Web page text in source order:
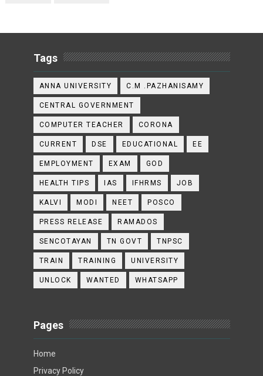
Tags
ANNA UNIVERSITY C.M .PAZHANISAMY
CENTRAL GOVERNMENT
COMPUTER TEACHER CORONA
CURRENT DSE EDUCATIONAL EE
EMPLOYMENT EXAM GOD
HEALTH TIPS IAS IFHRMS JOB
KALVI MODI NEET POSCO
PRESS RELEASE RAMADOS
SENCOTAYAN TN GOVT TNPSC
TRAIN TRAINING UNIVERSITY
UNLOCK WANTED WHATSAPP
Pages
Home
Privacy Policy